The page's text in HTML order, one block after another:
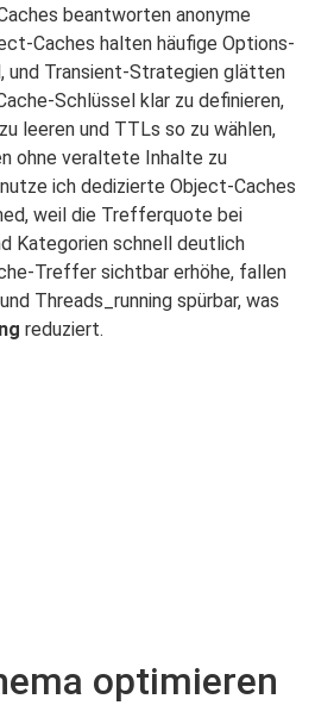
beantworten anonyme
Caches halten häufige Options-
und Transient-Strategien glätten
Schlüssel klar zu definieren,
leeren und TTLs so zu wählen,
ohne veraltete Inhalte zu
ich dedizierte Object-Caches
weil die Trefferquote bei
Kategorien schnell deutlich
Treffer sichtbar erhöhe, fallen
Threads_running spürbar, was
reduziert.
optimieren